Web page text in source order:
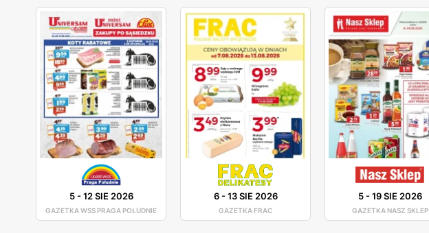
5-12 SIE 2026
GAZETKA WSS PRAGA POŁUDNIE
6-13 SIE 2026
GAZETKA FRAC
5-19 SIE 2026
GAZETKA NASZ SKLEP